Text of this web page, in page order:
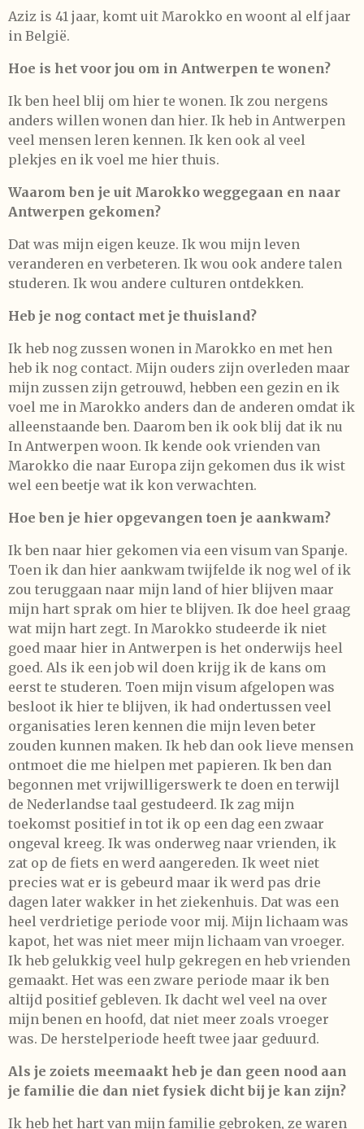
Aziz is 41 jaar, komt uit Marokko en woont al elf jaar
in België.
Hoe is het voor jou om in Antwerpen te wonen?
Ik ben heel blij om hier te wonen. Ik zou nergens
anders willen wonen dan hier. Ik heb in Antwerpen
veel mensen leren kennen. Ik ken ook al veel
plekjes en ik voel me hier thuis.
Waarom ben je uit Marokko weggegaan en naar
Antwerpen gekomen?
Dat was mijn eigen keuze. Ik wou mijn leven
veranderen en verbeteren. Ik wou ook andere talen
studeren. Ik wou andere culturen ontdekken.
Heb je nog contact met je thuisland?
Ik heb nog zussen wonen in Marokko en met hen
heb ik nog contact. Mijn ouders zijn overleden maar
mijn zussen zijn getrouwd, hebben een gezin en ik
voel me in Marokko anders dan de anderen omdat ik
alleenstaande ben. Daarom ben ik ook blij dat ik nu
In Antwerpen woon. Ik kende ook vrienden van
Marokko die naar Europa zijn gekomen dus ik wist
wel een beetje wat ik kon verwachten.
Hoe ben je hier opgevangen toen je aankwam?
Ik ben naar hier gekomen via een visum van Spanje.
Toen ik dan hier aankwam twijfelde ik nog wel of ik
zou teruggaan naar mijn land of hier blijven maar
mijn hart sprak om hier te blijven. Ik doe heel graag
wat mijn hart zegt. In Marokko studeerde ik niet
goed maar hier in Antwerpen is het onderwijs heel
goed. Als ik een job wil doen krijg ik de kans om
eerst te studeren. Toen mijn visum afgelopen was
besloot ik hier te blijven, ik had ondertussen veel
organisaties leren kennen die mijn leven beter
zouden kunnen maken. Ik heb dan ook lieve mensen
ontmoet die me hielpen met papieren. Ik ben dan
begonnen met vrijwilligerswerk te doen en terwijl
de Nederlandse taal gestudeerd. Ik zag mijn
toekomst positief in tot ik op een dag een zwaar
ongeval kreeg. Ik was onderweg naar vrienden, ik
zat op de fiets en werd aangereden. Ik weet niet
precies wat er is gebeurd maar ik werd pas drie
dagen later wakker in het ziekenhuis. Dat was een
heel verdrietige periode voor mij. Mijn lichaam was
kapot, het was niet meer mijn lichaam van vroeger.
Ik heb gelukkig veel hulp gekregen en heb vrienden
gemaakt. Het was een zware periode maar ik ben
altijd positief gebleven. Ik dacht wel veel na over
mijn benen en hoofd, dat niet meer zoals vroeger
was. De herstelperiode heeft twee jaar geduurd.
Als je zoiets meemaakt heb je dan geen nood aan
je familie die dan niet fysiek dicht bij je kan zijn?
Ik heb het hart van mijn familie gebroken, ze waren